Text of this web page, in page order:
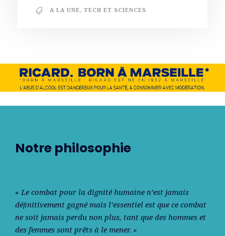
A LA UNE, TECH ET SCIENCES
Notre philosophie
« Le combat pour la dignité humaine n’est jamais
déﬁnitivement gagné mais l’essentiel est que ce combat
ne soit jamais perdu non plus, tant que des hommes et
des femmes sont prêts à le mener. »